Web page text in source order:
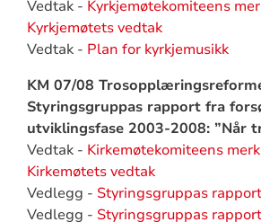
Vedtak - Kyrkjemøtekomiteens
Kyrkjemøtets vedtak
Vedtak - Plan for kyrkjemusikk
KM 07/08
Styringsgruppas rapport fra
utviklingsfase 2003-2008: ”Når
Vedtak - Kirkemøtekomiteens
Kirkemøtets vedtak
Vedlegg - Styringsgruppas
Vedlegg - Styringsgruppas